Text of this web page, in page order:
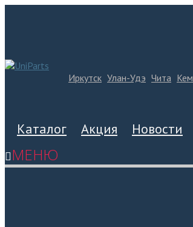
Иркутск Улан-Удэ Чита
Каталог Акция Новости
МЕНЮ